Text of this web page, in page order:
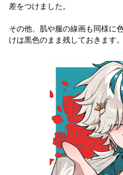
差をつけました。
その他、肌や服の線画も同様に
けは黒色のまま残しておきます。